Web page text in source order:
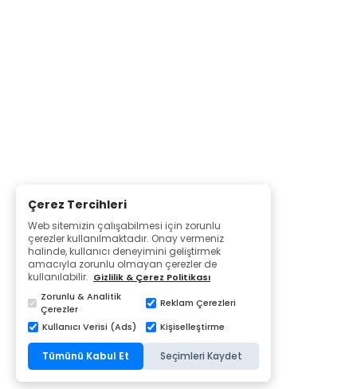
Çerez Tercihleri
Web sitemizin çalışabilmesi için zorunlu
çerezler kullanılmaktadır. Onay vermeniz
halinde, kullanıcı deneyimini geliştirmek
amacıyla zorunlu olmayan çerezler de
kullanılabilir. Gizlilik & Çerez Politikası
Zorunlu & Analitik
Çerezler
Reklam Çerezleri
Kullanıcı Verisi (Ads)
Kişiselleştirme
Tümünü Kabul Et Seçimleri Kaydet